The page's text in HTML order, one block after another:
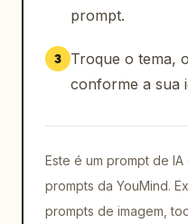
prompt.
3
Troque o tema,
conforme a sua
Este é um prompt de
prompts da YouMind.
prompts de imagem,